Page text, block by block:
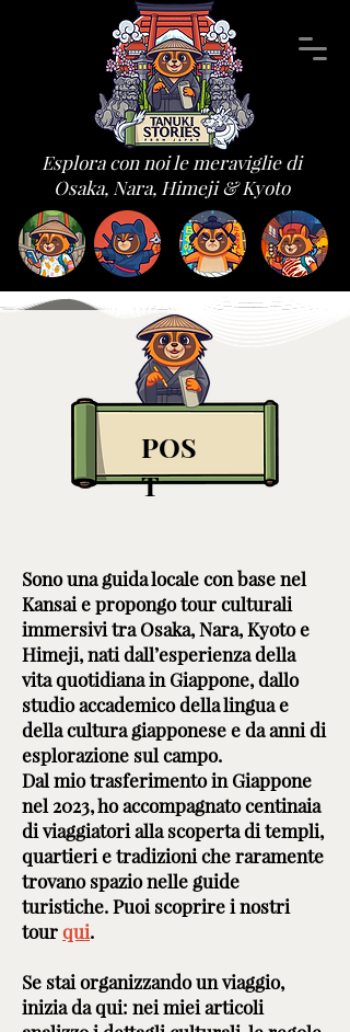
Esplora con noi le meraviglie di
Osaka, Nara, Himeji & Kyoto
POS
T
Sono una guida locale con base nel
Kansai e propongo tour culturali
immersivi tra Osaka, Nara, Kyoto e
Himeji, nati dall’esperienza della
vita quotidiana in Giappone, dallo
studio accademico della lingua e
della cultura giapponese e da anni di
esplorazione sul campo.
Dal mio trasferimento in Giappone
nel 2023, ho accompagnato centinaia
di viaggiatori alla scoperta di templi,
quartieri e tradizioni che raramente
trovano spazio nelle guide
turistiche. Puoi scoprire i nostri
tourqui.
Se stai organizzando un viaggio,
inizia da qui: nei miei articoli